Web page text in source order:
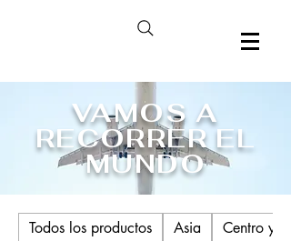
VAMOS A
RECORRER EL
MUNDO
Todos los productos Asia Centro y